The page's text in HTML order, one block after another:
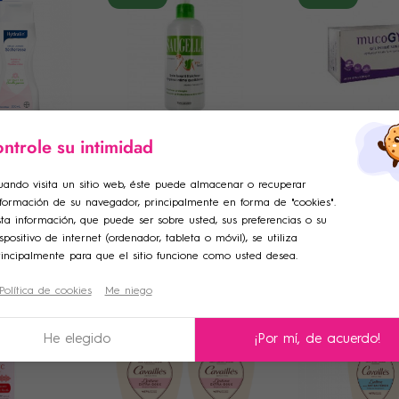
200ml
10,41 €
SAUGELLA
Saugella You Fresh
Cuidado Limpiador
Higiene Íntima Diaria
200ml
6,53 €
5,88 €
COMPRAR
Mucogyne Gel
hormonal 8
17
-10%
a la lista de deseos
una nueva lista
((modalDeleteText))
lista de deseos
iniciar sesión para guardar productos en su lista de deseos.
Iniciar sesión
su intimidad
visita un sitio web, éste puede almacenar o recuperar
de su navegador, principalmente en forma de "cookies".
información, que puede ser sobre usted, sus preferencias o su
de internet (ordenador, tableta o móvil), se utiliza
para que el sitio funcione como usted desea.
Política de cookies Me niego
He elegido ¡Por mí, de acuerdo!